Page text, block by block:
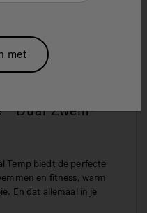
Dual Zwem-
Temp biedt de perfecte
en fitness, warm
En dat allemaal in je
met